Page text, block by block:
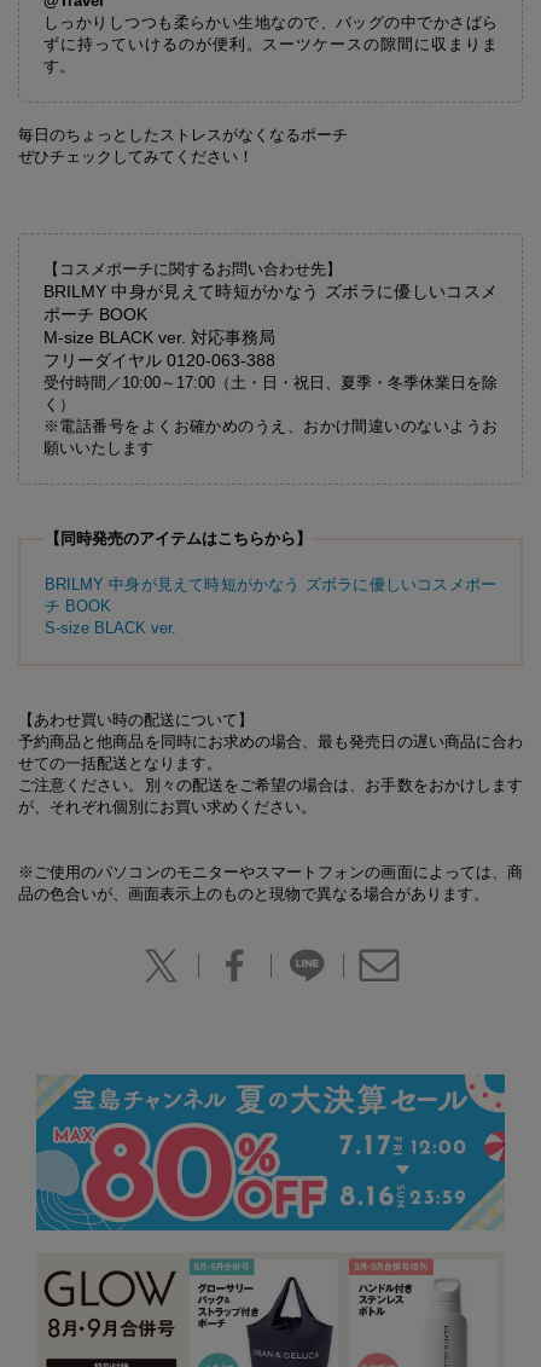
しっかりしつつも柔らかい生地なので、バッグの中でかさばら
ずに持っていけるのが便利。スーツケースの隙間に収まりま
す。
毎日のちょっとしたストレスがなくなるポーチ
ぜひチェックしてみてください！
【コスメポーチに関するお問い合わせ先】
BRILMY 中身が見えて時短がかなう ズボラに優しいコスメ
ポーチ BOOK
M-size BLACK ver. 対応事務局
フリーダイヤル 0120-063-388
受付時間／10:00～17:00（土・日・祝日、夏季・冬季休業日を除
く）
※電話番号をよくお確かめのうえ、おかけ間違いのないようお
願いいたします
【同時発売のアイテムはこちらから】
BRILMY 中身が見えて時短がかなう ズボラに優しいコスメポー
チ BOOK
S-size BLACK ver.
【あわせ買い時の配送について】
予約商品と他商品を同時にお求めの場合、最も発売日の遅い商品に合わ
せての一括配送となります。
ご注意ください。別々の配送をご希望の場合は、お手数をおかけします
が、それぞれ個別にお買い求めください。
※ご使用のパソコンのモニターやスマートフォンの画面によっては、商
品の色合いが、画面表示上のものと現物で異なる場合があります。